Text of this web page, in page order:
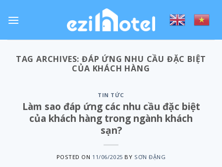
TAG ARCHIVES: ĐÁP ỨNG NHU CẦU ĐẶC BIỆT
CỦA KHÁCH HÀNG
TIN TỨC
Làm sao đáp ứng các nhu cầu đặc biệt
của khách hàng trong ngành khách
sạn?
POSTED ON 11/06/2025 BY SƠN ĐẶNG